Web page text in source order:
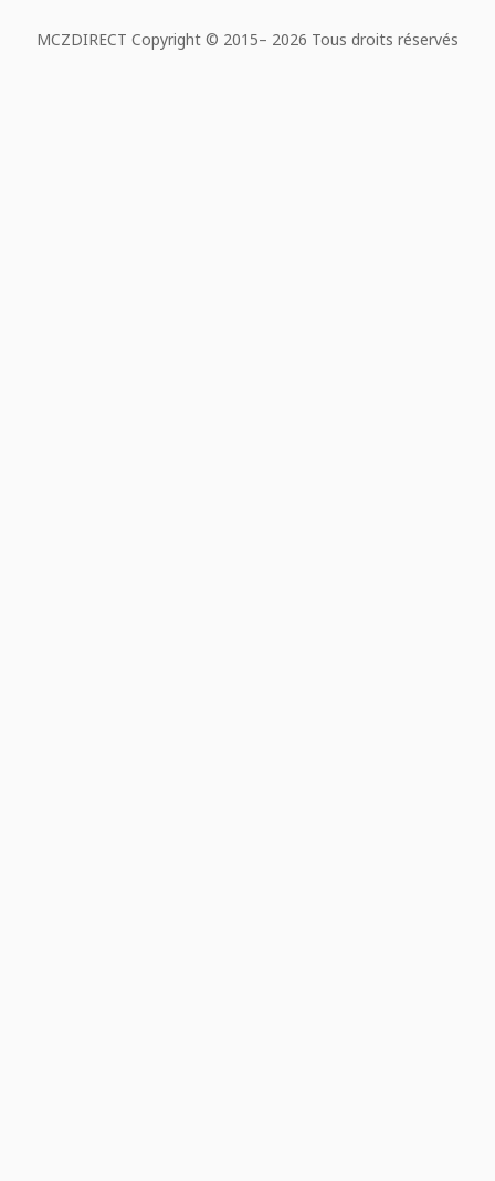
MCZDIRECT Copyright © 2015– 2026 Tous droits réservés